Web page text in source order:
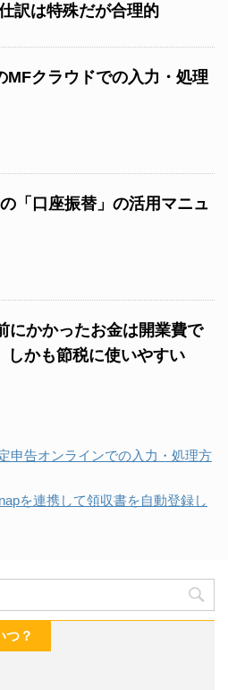
訳は特殊だが合理的
MFクラウドでの入力・処理
「口座振替」の活用マニュ
にかかったお金は開業費で
しかも節税に使いやすい
申告オンラインでの入力・処理方
を連携して領収書を自動登録し
つ？